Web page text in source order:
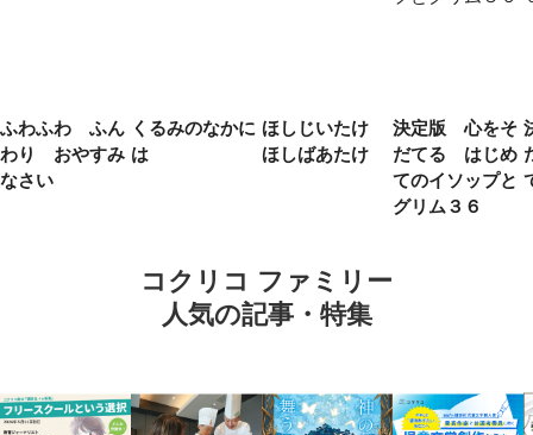
ふわふわ ふん
わり おやすみ
なさい
くるみのなかに
は
ほしじいたけ
ほしばあたけ
決定版 心をそ
だてる はじめ
てのイソップと
グリム３６
コクリコ ファミリー
人気の記事・特集